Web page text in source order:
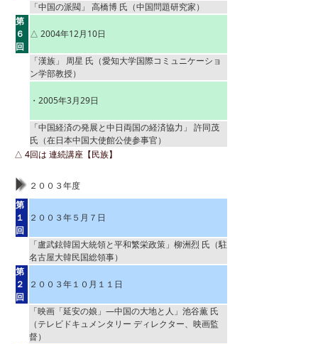
「中国の派閥」 高橋博 氏（中国問題研究家）
第
６
回
△ 2004年12月10日
「漢族」 周星 氏（愛知大学国際コミュニケーショ
ン学部教授）
・2005年3月29日
「中国経済の発展と中日両国の経済協力」 許同茂
氏（在日本中国大使館公使参事官）
△ 4回は 連続講座【民族】
２００３年度
第
１
回
２００３年５月７日
「盧武鉉韓国大統領と平和繁栄政策」柳洲烈 氏（駐
名古屋大韓民国総領事）
第
２
回
２００３年１０月１１日
「映画「延安の娘」―中国の大地と人」池谷薫 氏
（テレビドキュメンタリー ディレクター、映画監
督）